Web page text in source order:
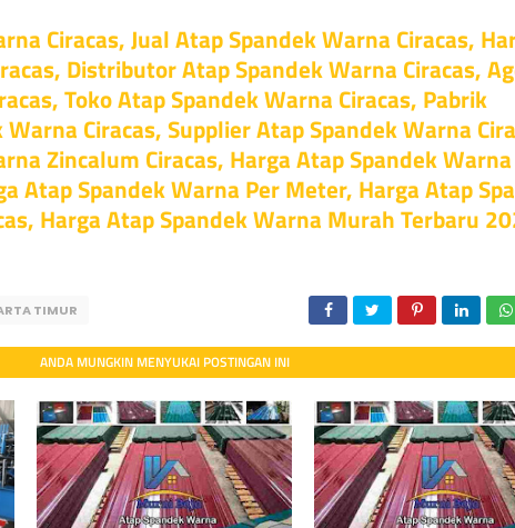
Ciracas, Jual Atap Spandek Warna Ciracas,
Distributor Atap Spandek Warna Ciracas,
Toko Atap Spandek Warna Ciracas, Pabrik
Ciracas, Supplier Atap Spandek Warna
Zincalum Ciracas, Harga Atap Spandek Warna
Atap Spandek Warna Per Meter, Harga Atap
Harga Atap Spandek Warna Murah Terbaru
TIMUR
ANDA MUNGKIN MENYUKAI POSTINGAN INI